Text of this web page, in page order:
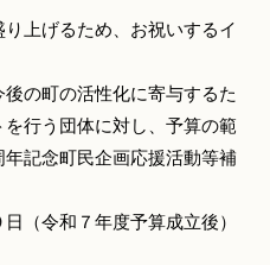
上げるため、お祝いするイ
の町の活性化に寄与するた
行う団体に対し、予算の範
記念町民企画応援活動等補
（令和７年度予算成立後）